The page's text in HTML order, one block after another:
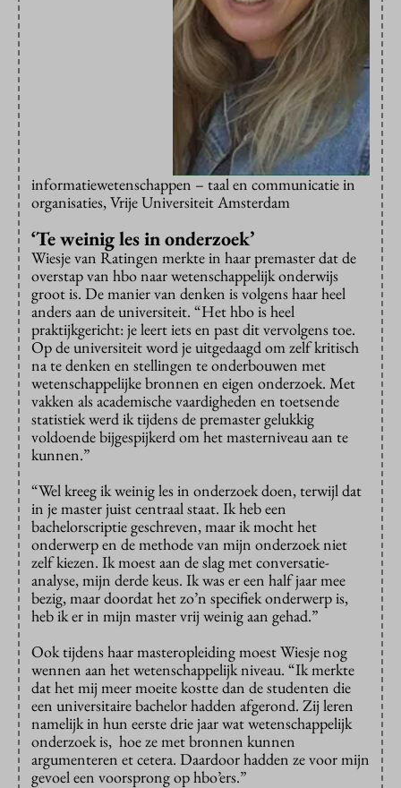
informatiewetenschappen – taal en communicatie in
organisaties, Vrije Universiteit Amsterdam
‘Te weinig les in onderzoek’
Wiesje van Ratingen merkte in haar premaster dat de
overstap van hbo naar wetenschappelijk onderwijs
groot is. De manier van denken is volgens haar heel
anders aan de universiteit. “Het hbo is heel
praktijkgericht: je leert iets en past dit vervolgens toe.
Op de universiteit word je uitgedaagd om zelf kritisch
na te denken en stellingen te onderbouwen met
wetenschappelijke bronnen en eigen onderzoek. Met
vakken als academische vaardigheden en toetsende
statistiek werd ik tijdens de premaster gelukkig
voldoende bijgespijkerd om het masterniveau aan te
kunnen.”
“Wel kreeg ik weinig les in onderzoek doen, terwijl dat
in je master juist centraal staat. Ik heb een
bachelorscriptie geschreven, maar ik mocht het
onderwerp en de methode van mijn onderzoek niet
zelf kiezen. Ik moest aan de slag met conversatie-
analyse, mijn derde keus. Ik was er een half jaar mee
bezig, maar doordat het zo’n specifiek onderwerp is,
heb ik er in mijn master vrij weinig aan gehad.”
Ook tijdens haar masteropleiding moest Wiesje nog
wennen aan het wetenschappelijk niveau. “Ik merkte
dat het mij meer moeite kostte dan de studenten die
een universitaire bachelor hadden afgerond. Zij leren
namelijk in hun eerste drie jaar wat wetenschappelijk
onderzoek is, hoe ze met bronnen kunnen
argumenteren et cetera. Daardoor hadden ze voor mijn
gevoel een voorsprong op hbo’ers.”